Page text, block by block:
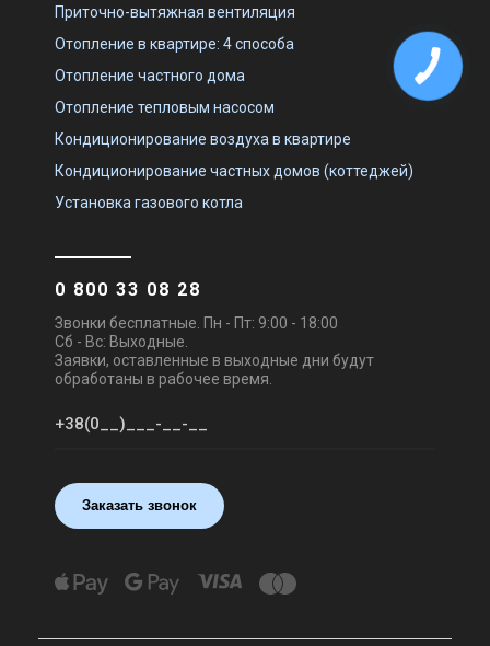
Приточно-вытяжная вентиляция
Отопление в квартире: 4 способа
Отопление частного дома
Отопление тепловым насосом
Кондиционирование воздуха в квартире
Кондиционирование частных домов (коттеджей)
Установка газового котла
0 800 33 08 28
Звонки бесплатные. Пн - Пт: 9:00 - 18:00
Сб - Вс: Выходные.
Заявки, оставленные в выходные дни будут
обработаны в рабочее время.
Заказать звонок